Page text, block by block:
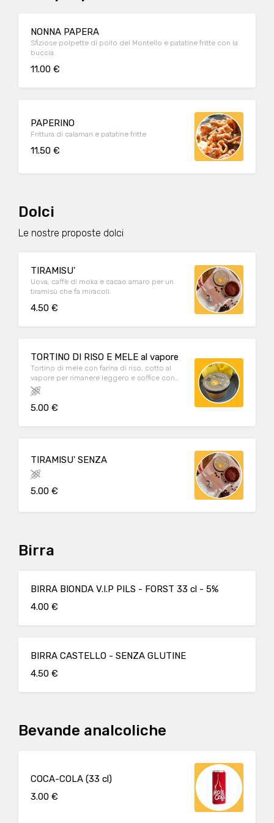
NONNA PAPERA
Sfiziose polpette di pollo del Montello e patatine fritte con la
buccia.
11.00 €
PAPERINO
Frittura di calamari e patatine fritte
11.50 €
Dolci
Le nostre proposte dolci
TIRAMISU'
Uova, caffè di moka e cacao amaro per un
tiramisù che fa miracoli.
4.50 €
TORTINO DI RISO E MELE al vapore
Tortino di mele con farina di riso, cotto al
vapore per rimanere leggero e soffice con
profumi di cannella e scorzetta d'arancia.
Adatto intolleranti al glutine e al lattosio
5.00 €
TIRAMISU' SENZA
5.00 €
Birra
BIRRA BIONDA V.I.P PILS - FORST 33 cl - 5%
4.00 €
BIRRA CASTELLO - SENZA GLUTINE
4.50 €
Bevande analcoliche
COCA-COLA (33 cl)
3.00 €